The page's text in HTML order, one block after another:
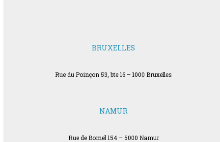
BRUXELLES
Rue du Poinçon 53, bte 16 – 1000 Bruxelles
NAMUR
Rue de Bomel 154 – 5000 Namur